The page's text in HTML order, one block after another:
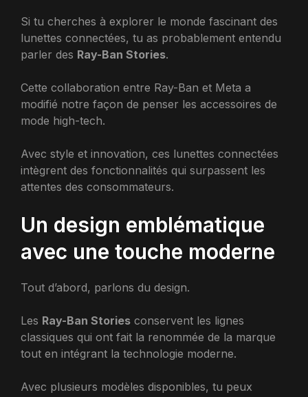
Si tu cherches à explorer le monde fascinant des
lunettes connectées, tu as probablement entendu
parler des Ray-Ban Stories.
Cette collaboration entre Ray-Ban et Meta a
modifié notre façon de penser les accessoires de
mode high-tech.
Avec style et innovation, ces lunettes connectées
intègrent des fonctionnalités qui surpassent les
attentes des consommateurs.
Un design emblématique
avec une touche moderne
Tout d’abord, parlons du design.
Les Ray-Ban Stories conservent les lignes
classiques qui ont fait la renommée de la marque
tout en intégrant la technologie moderne.
Avec plusieurs modèles disponibles, tu peux